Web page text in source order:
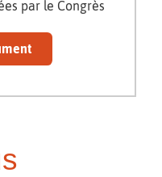
par le Congrès